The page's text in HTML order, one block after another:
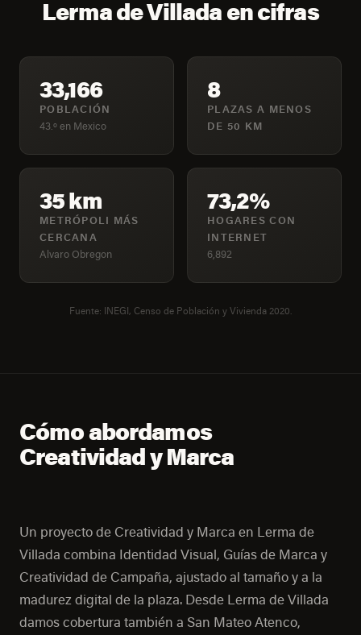
Lerma de Villada en cifras
33,166
POBLACIÓN
43.º en Mexico
8
PLAZAS A MENOS
DE 50 KM
35 km
METRÓPOLI MÁS
CERCANA
Alvaro Obregon
73,2%
HOGARES CON
INTERNET
6,892
Fuente: INEGI, Censo de Población y Vivienda 2020.
Cómo abordamos
Creatividad y Marca
Un proyecto de Creatividad y Marca en Lerma de
Villada combina Identidad Visual, Guías de Marca y
Creatividad de Campaña, ajustado al tamaño y a la
madurez digital de la plaza. Desde Lerma de Villada
damos cobertura también a San Mateo Atenco,